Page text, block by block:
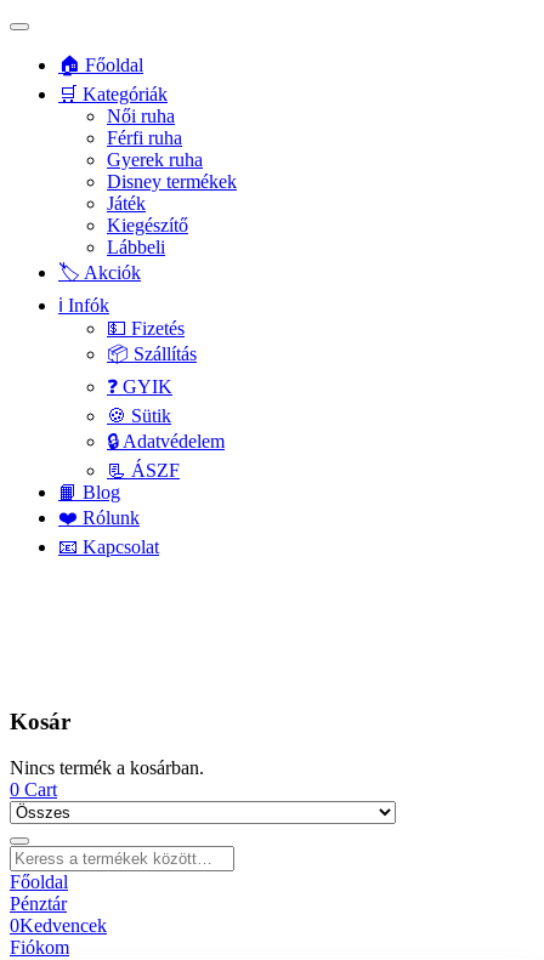
🏠 Főoldal
🛒 Kategóriák
Női ruha
Férfi ruha
Gyerek ruha
Disney termékek
Játék
Kiegészítő
Lábbeli
🏷️ Akciók
ℹ️ Infók
💵 Fizetés
📦 Szállítás
❓ GYIK
🍪 Sütik
🔒 Adatvédelem
📃 ÁSZF
📙 Blog
❤️ Rólunk
📧 Kapcsolat
Kosár
Nincs termék a kosárban.
0 Cart
Főoldal
Pénztár
0Kedvencek
Fiókom